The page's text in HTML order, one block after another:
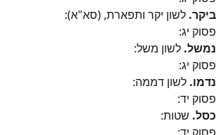
ביקר. לשון יקר ותפארת, (סא"א):
פסוק יג:
נמשל. לשון משל:
פסוק יג:
נדמו. לשון דממה:
פסוק יד:
כסל. שטות: